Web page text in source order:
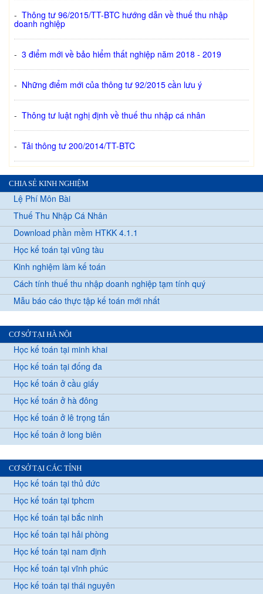
- Thông tư 96/2015/TT-BTC hướng dẫn về thuế thu nhập
doanh nghiệp
- 3 điểm mới về bảo hiểm thất nghiệp năm 2018 - 2019
- Những điểm mới của thông tư 92/2015 cần lưu ý
- Thông tư luật nghị định về thuế thu nhập cá nhân
- Tải thông tư 200/2014/TT-BTC
CHIA SẺ KINH NGHIỆM
Lệ Phí Môn Bài
Thuế Thu Nhập Cá Nhân
Download phần mềm HTKK 4.1.1
Học kế toán tại vũng tàu
Kinh nghiệm làm kế toán
Cách tính thuế thu nhập doanh nghiệp tạm tính quý
Mẫu báo cáo thực tập kế toán mới nhất
CƠ SỞ TẠI HÀ NỘI
Học kế toán tại minh khai
Học kế toán tại đống đa
Học kế toán ở cầu giấy
Học kế toán ở hà đông
Học kế toán ở lê trọng tấn
Học kế toán ở long biên
CƠ SỞ TẠI CÁC TỈNH
Học kế toán tại thủ đức
Học kế toán tại tphcm
Học kế toán tại bắc ninh
Học kế toán tại hải phòng
Học kế toán tại nam định
Học kế toán tại vĩnh phúc
Học kế toán tại thái nguyên